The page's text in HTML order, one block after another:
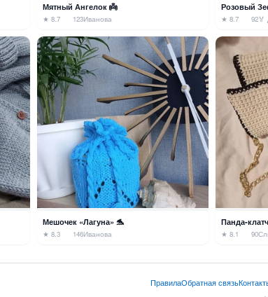
Мятный Ангелок 👼
★ 8.7 123Иванова
Розовый
★ 8.7 92
Мешочек «Лагуна» 🐬
★ 8.3 146Иванова
Панда-
★ 8.1 90
ПравилаОбратная связь